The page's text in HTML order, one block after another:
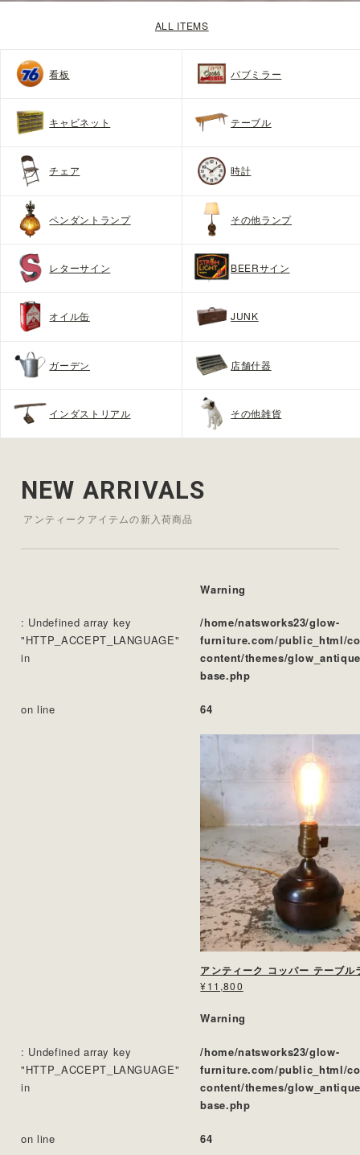
ALL ITEMS
看板 パブミラー
キャビネット テーブル
チェア 時計
ペンダントランプ その他ランプ
レターサイン BEERサイン
オイル缶 JUNK
ガーデン 店舗什器
インダストリアル その他雑貨
NEW ARRIVALS
アンティークアイテムの新入荷商品
Warning
: Undefined array key
"HTTP_ACCEPT_LANGUAGE"
in
/home/natsworks23/glow-
furniture.com/public_html/
content/themes/
base.php
on line 64
アンティーク コッパー テーブル
¥11,800
Warning
: Undefined array key
"HTTP_ACCEPT_LANGUAGE"
in
/home/natsworks23/glow-
furniture.com/public_html/
content/themes/
base.php
on line 64